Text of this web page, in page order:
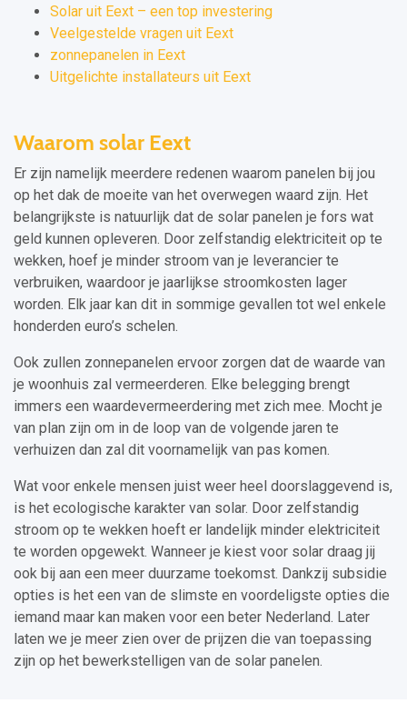
Solar uit Eext – een top investering
Veelgestelde vragen uit Eext
zonnepanelen in Eext
Uitgelichte installateurs uit Eext
Waarom solar Eext
Er zijn namelijk meerdere redenen waarom panelen bij jou
op het dak de moeite van het overwegen waard zijn. Het
belangrijkste is natuurlijk dat de solar panelen je fors wat
geld kunnen opleveren. Door zelfstandig elektriciteit op te
wekken, hoef je minder stroom van je leverancier te
verbruiken, waardoor je jaarlijkse stroomkosten lager
worden. Elk jaar kan dit in sommige gevallen tot wel enkele
honderden euro’s schelen.
Ook zullen zonnepanelen ervoor zorgen dat de waarde van
je woonhuis zal vermeerderen. Elke belegging brengt
immers een waardevermeerdering met zich mee. Mocht je
van plan zijn om in de loop van de volgende jaren te
verhuizen dan zal dit voornamelijk van pas komen.
Wat voor enkele mensen juist weer heel doorslaggevend is,
is het ecologische karakter van solar. Door zelfstandig
stroom op te wekken hoeft er landelijk minder elektriciteit
te worden opgewekt. Wanneer je kiest voor solar draag jij
ook bij aan een meer duurzame toekomst. Dankzij subsidie
opties is het een van de slimste en voordeligste opties die
iemand maar kan maken voor een beter Nederland. Later
laten we je meer zien over de prijzen die van toepassing
zijn op het bewerkstelligen van de solar panelen.